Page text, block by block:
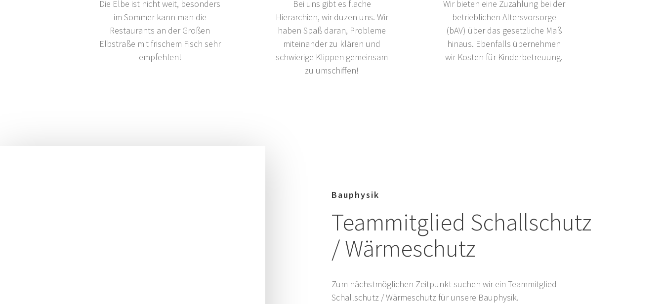
Die Elbe ist nicht weit, besonders
im Sommer kann man die
Restaurants an der Großen
Elbstraße mit frischem Fisch sehr
empfehlen!
Bei uns gibt es flache
Hierarchien, wir duzen uns. Wir
haben Spaß daran, Probleme
miteinander zu klären und
schwierige Klippen gemeinsam
zu umschiffen!
Wir bieten eine Zuzahlung bei der
betrieblichen Altersvorsorge
(bAV) über das gesetzliche Maß
hinaus. Ebenfalls übernehmen
wir Kosten für Kinderbetreuung.
Bauphysik
Teammitglied Schallschutz
/ Wärmeschutz
Zum nächstmöglichen Zeitpunkt suchen wir ein Teammitglied
Schallschutz / Wärmeschutz für unsere Bauphysik.